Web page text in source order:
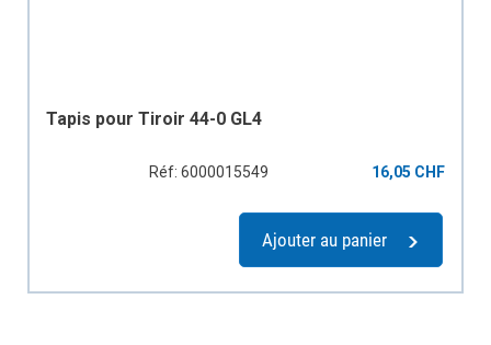
Tapis pour Tiroir 44-0 GL4
Réf: 6000015549 16,05 CHF
Ajouter au panier